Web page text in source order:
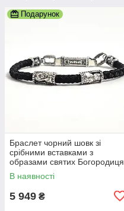
Подарунок
Браслет чорний шовк зі
срібними вставками з
образами святих Богородиця
та Спаситель
В наявності
5 949 ₴